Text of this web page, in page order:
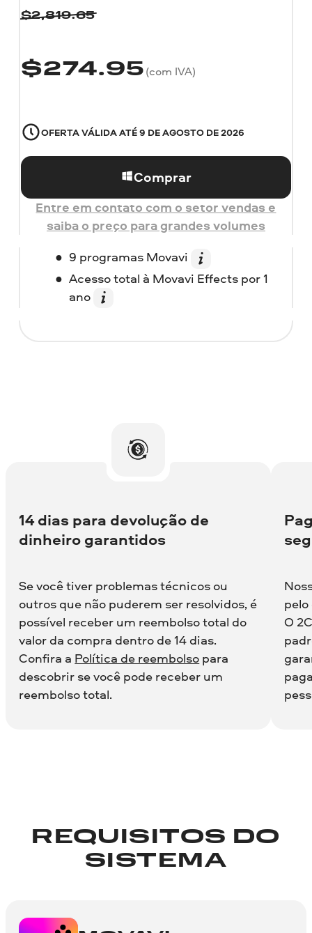
$2,819.65
$274.95(com IVA)
OFERTA VÁLIDA ATÉ9 DE AGOSTO DE 2026
Comprar
Entre em contato com o setor vendas e
saiba o preço para grandes volumes
9 programas Movavi
Acesso total à Movavi Effects por 1
ano
14 dias para devolução de
dinheiro garantidos
Se você tiver problemas técnicos ou
outros que não puderem ser resolvidos, é
possível receber um reembolso total do
valor da compra dentro de 14 dias.
Confira a Política de reembolso para
descobrir se você pode receber um
reembolso total.
O
REQUISITOS DO
SISTEMA